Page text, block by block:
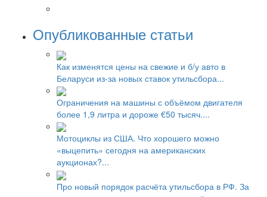
Опубликованные статьи
Как изменятся цены на свежие и б/у авто в
Беларуси из-за новых ставок утильсбора...
Ограничения на машины с объёмом двигателя
более 1,9 литра и дороже €50 тысяч....
Мотоциклы из США. Что хорошего можно
«выцепить» сегодня на американских
аукционах?...
Про новый порядок расчёта утильсбора в РФ. За